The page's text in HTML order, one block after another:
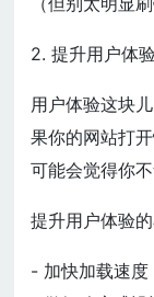
2. 提升用户体
用户体验这块
果你的网站打
可能会觉得你
提升用户体验的
- 加快加载速度